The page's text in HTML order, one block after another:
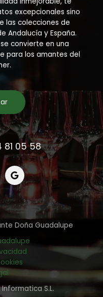
excepcionales sino
las colecciones de
Andalucía y España.
convierte en una
para los amantes del
81 05 58
Doña Guadalupe
S.L.